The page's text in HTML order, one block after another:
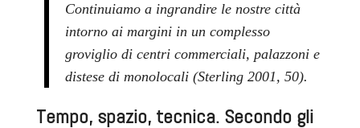
Continuiamo a ingrandire le nostre città
intorno ai margini in un complesso
groviglio di centri commerciali, palazzoni e
distese di monolocali (Sterling 2001, 50).
Tempo, spazio, tecnica. Secondo gli